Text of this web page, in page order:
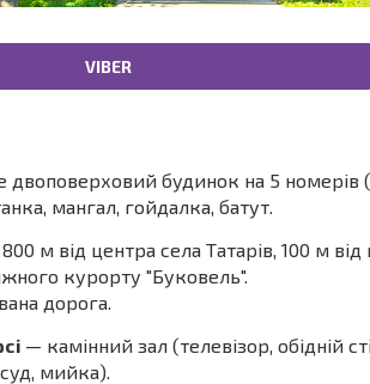
VIBER
двоповерховий будинок на 5 номерів
мангал, гойдалка, батут.
м від центра села Татарів, 100 м
курорту "Буковель".
дорога.
— камінний зал (телевізор, обідній
мийка).